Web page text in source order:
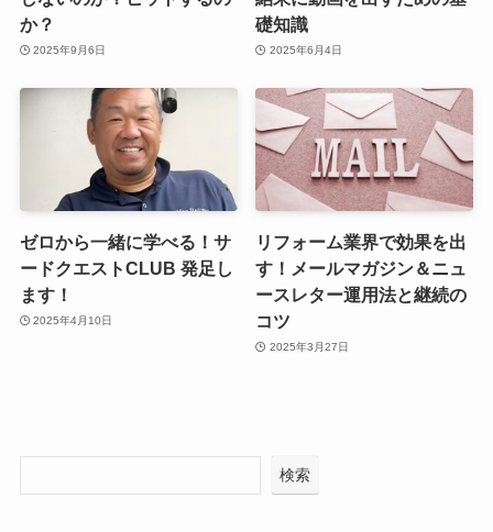
か？
2025年9月6日
礎知識
2025年6月4日
ゼロから一緒に学べる！サ
ードクエストCLUB 発足し
ます！
2025年4月10日
リフォーム業界で効果を出
す！メールマガジン＆ニュ
ースレター運用法と継続の
コツ
2025年3月27日
検索